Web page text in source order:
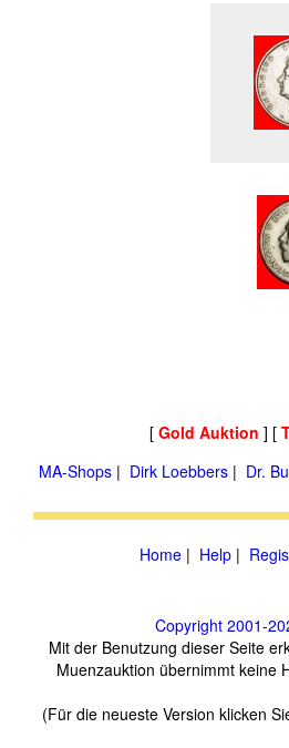
[ Gold Auktion ] [
MA-Shops| Dirk Loebbers| Dr.
Home| Help|
Copyright 2001-
Mit der Benutzung dieser Seite
Muenzauktion übernimmt keine
(Für die neueste Version klicken